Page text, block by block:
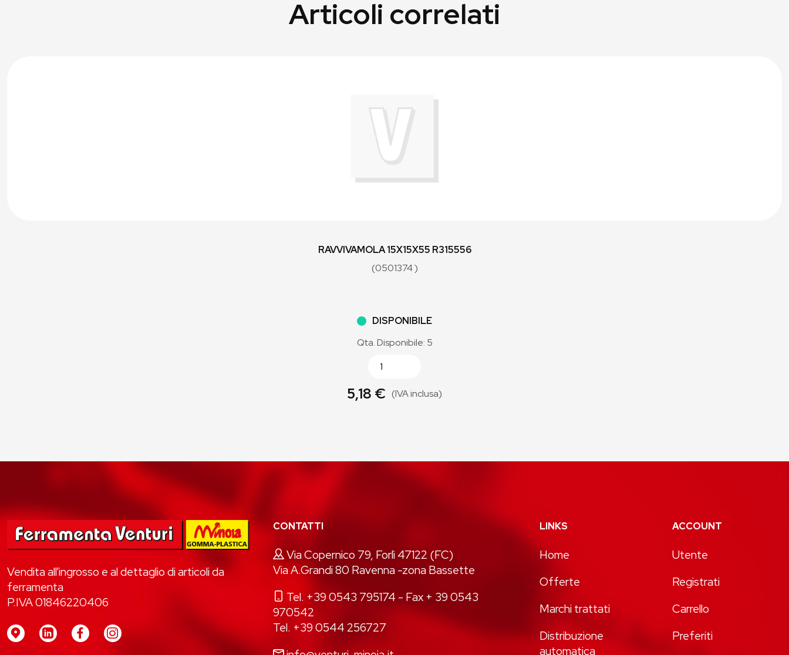
Articoli correlati
RAVVIVAMOLA 15X15X55 R315556
(0501374 )
DISPONIBILE
Qta. Disponibile: 5
5,18 € (IVA inclusa)
Vendita all'ingrosso e al dettaglio di articoli da
ferramenta
P.IVA 01846220406
CONTATTI
Via Copernico 79, Forlì 47122 (FC)
Via A.Grandi 80 Ravenna -zona Bassette
Tel. +39 0543 795174 - Fax + 39 0543
970542
Tel. +39 0544 256727
LINKS
Home
Offerte
Marchi trattati
Distribuzione
automatica
ACCOUNT
Utente
Registrati
Carrello
Preferiti